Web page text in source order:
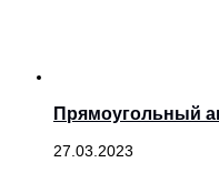
Прямоугольный
27.03.2023